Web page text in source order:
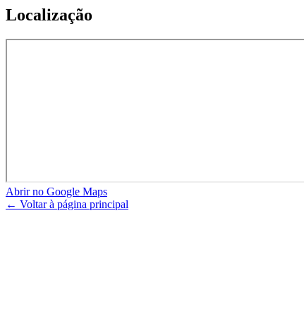
Localização
Abrir no Google Maps
← Voltar à página principal